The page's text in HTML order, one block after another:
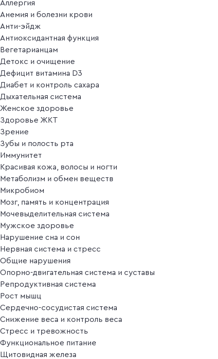
Аллергия
Анемия и болезни крови
Анти-эйдж
Антиоксидантная функция
Вегетарианцам
Детокс и очищение
Дефицит витамина D3
Диабет и контроль сахара
Дыхательная система
Женское здоровье
Здоровье ЖКТ
Зрение
Зубы и полость рта
Иммунитет
Красивая кожа, волосы и ногти
Метаболизм и обмен веществ
Микробиом
Мозг, память и концентрация
Мочевыделительная система
Мужское здоровье
Нарушение сна и сон
Нервная система и стресс
Общие нарушения
Опорно-двигательная система и суставы
Репродуктивная система
Рост мышц
Сердечно-сосудистая система
Снижение веса и контроль веса
Стресс и тревожность
Функциональное питание
Щитовидная железа